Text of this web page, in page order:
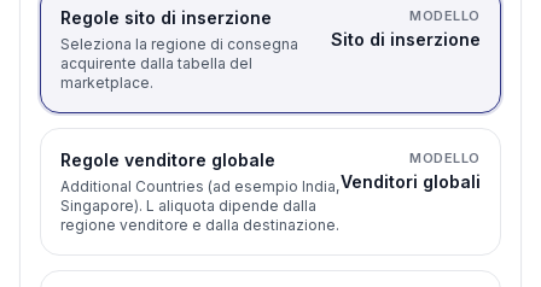
Regole sito di inserzione
Seleziona la regione di consegna
acquirente dalla tabella del
marketplace.
MODELLO
Sito di inserzione
Regole venditore globale
Additional Countries (ad esempio India,
Singapore). L aliquota dipende dalla
regione venditore e dalla destinazione.
MODELLO
Venditori globali